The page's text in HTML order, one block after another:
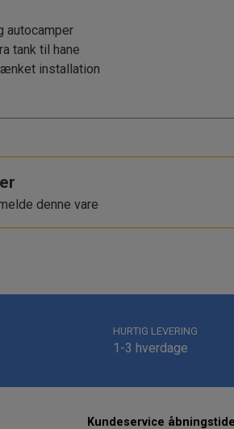
autocamper
tank til hane
installation
denne vare
HURTIG LEVERING
1-3 hverdage
Kundeservice